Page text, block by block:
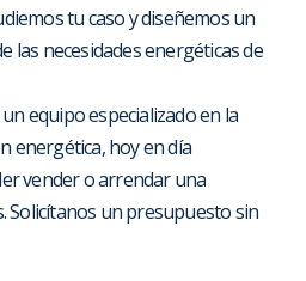
tu caso y diseñemos un
las necesidades energéticas de
equipo especializado en la
energética, hoy en día
vender o arrendar una
Solicítanos un presupuesto sin